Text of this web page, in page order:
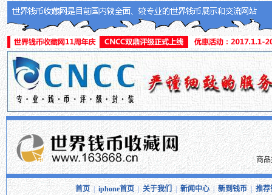
商
首页|iphone首页|关于我们 |新闻中心| 新到钱币|推荐